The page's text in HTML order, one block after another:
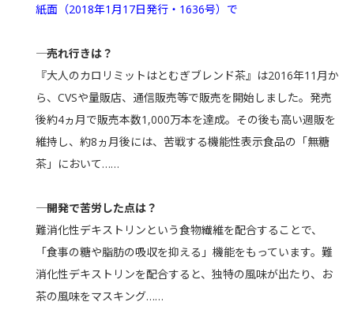
紙面（2018年1月17日発行・1636号）で
―― 売れ行きは？
『大人のカロリミットはとむぎブレンド茶』は2016年11月か
ら、CVSや量販店、通信販売等で販売を開始しました。発売
後約4ヵ月で販売本数1,000万本を達成。その後も高い週販を
維持し、約8ヵ月後には、苦戦する機能性表示食品の「無糖
茶」において……
―― 開発で苦労した点は？
難消化性デキストリンという食物繊維を配合することで、
「食事の糖や脂肪の吸収を抑える」機能をもっています。難
消化性デキストリンを配合すると、独特の風味が出たり、お
茶の風味をマスキング……